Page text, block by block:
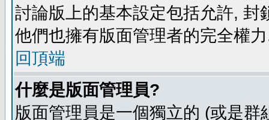
討論版上的基本設定包括允許,
他們也擁有版面管理者的完全權
回頂端
什麼是版面管理員?
版面管理員是一個獨立的 (或是